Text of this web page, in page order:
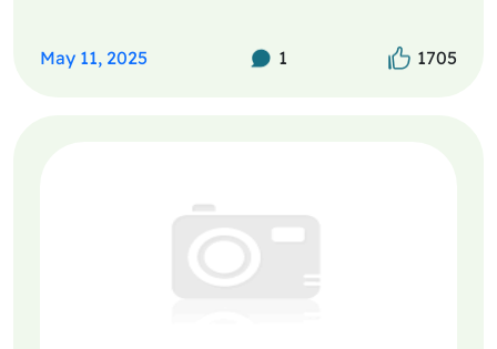
1705
1
May 11, 2025